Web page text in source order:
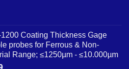
1200 Coating Thickness Gage
probes for Ferrous & Non-
Range; ≤1250µm - ≤10.000µm